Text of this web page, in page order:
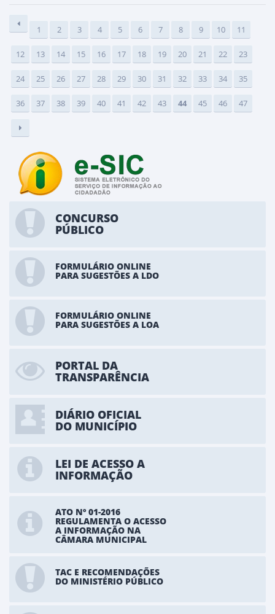
1 2 3 4 5 6 7 8 9 10 11
12 13 14 15 16 17 18 19 20 21 22 23
24 25 26 27 28 29 30 31 32 33 34 35
36 37 38 39 40 41 42 43 44 45 46 47
CONCURSO
PÚBLICO
FORMULÁRIO ONLINE
PARA SUGESTÕES A LDO
FORMULÁRIO ONLINE
PARA SUGESTÕES A LOA
PORTAL DA
TRANSPARÊNCIA
DIÁRIO OFICIAL
DO MUNICÍPIO
LEI DE ACESSO A
INFORMAÇÃO
ATO Nº 01-2016
REGULAMENTA O ACESSO
A INFORMAÇÃO NA
CÂMARA MUNICIPAL
TAC E RECOMENDAÇÕES
DO MINISTÉRIO PÚBLICO